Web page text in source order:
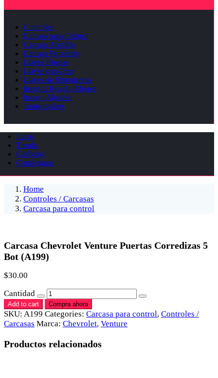
Controles
Carcasa para Control
Carcasa Abatible
Carcasa Proximity
Llaves Huecas
Llaves con Chip
Llaves de Emergencia
Insertos Keydiy/Xhorse
Inserto Abatible
Transponders
Inicio
Tienda
Catálogo
Contáctanos
Home
Controles / Carcasas
Carcasa para control
Carcasa Chevrolet Venture Puertas Corredizas 5
Bot (A199)
$30.00
Cantidad
Add to cart Compra ahora
SKU: A199 Categories: Carcasa para control, Controles /
Carcasas Marca: Chevrolet, Venture
Productos relacionados